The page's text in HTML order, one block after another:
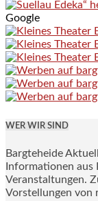
Google
WER WIR SIND
Bargteheide
Informationen
Veranstaltungen.
Vorstellungen von